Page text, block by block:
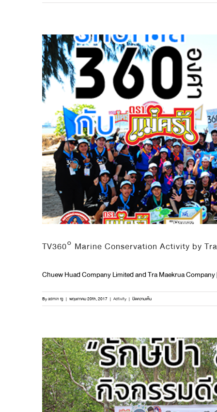
รักษ์
ตรา
แม่
TV360° Marine Conservation Activity by
Chuew Huad Company Limited and Tra Maekrua
Byadmin fg | พฤษภาคม 20th, 2017 | Activity | ปิดความเห็นบน
TV360°
by
Tra
Maekrua